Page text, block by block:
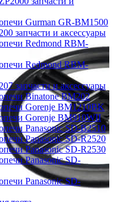
Gurman GR-BM1500
запчасти и аксессуары
Redmond RBM-
Redmond RBM-
запчасти и аксессуары
Binatone BM202
Gorenje BM1210BK
Gorenje BM910WII
Panasonic SD-B2510
Panasonic SD-R2520
Panasonic SD-R2530
Panasonic SD-
Panasonic SD-